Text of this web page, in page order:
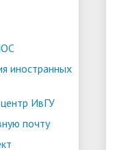
иностранных
ИвГУ
почту